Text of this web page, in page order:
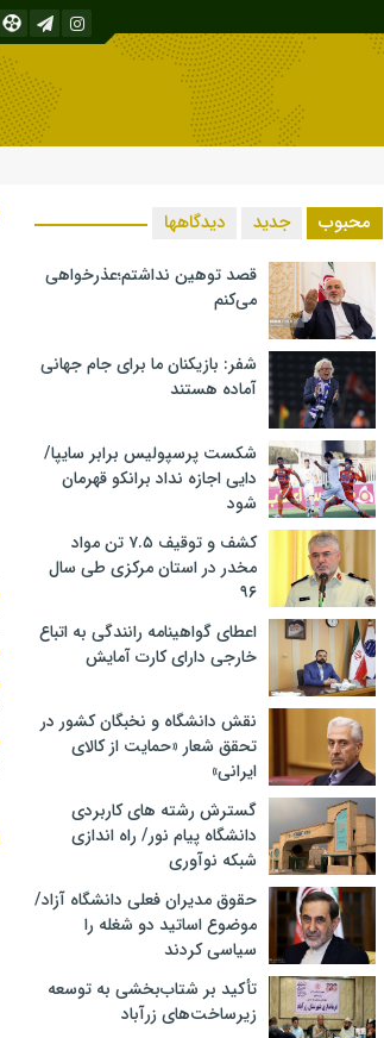
محبوب جدید دیدگاهها
قصد توهین نداشتم؛عذرخواهی
می‌کنم
شفر: بازیکنان ما برای جام جهانی
آماده هستند
شکست پرسپولیس برابر سایپا/
دایی اجازه نداد برانکو قهرمان
شود
کشف و توقیف ۷.۵ تن مواد
مخدر در استان مرکزی طی سال
۹۶
اعطای گواهینامه رانندگی به اتباع
خارجی دارای کارت آمایش
نقش دانشگاه و نخبگان کشور در
تحقق شعار «حمایت از کالای
ایرانی»
گسترش رشته های کاربردی
دانشگاه پیام نور/ راه اندازی
شبکه نوآوری
حقوق مدیران فعلی دانشگاه آزاد/
موضوع اساتید دو شغله را
سیاسی کردند
تأکید بر شتاب‌بخشی به توسعه
زیرساخت‌های زرآباد